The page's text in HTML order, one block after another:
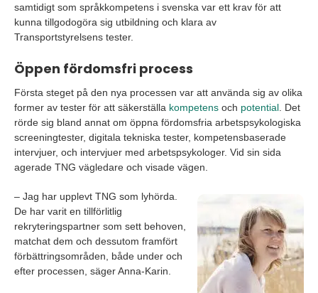
samtidigt som språkkompetens i svenska var ett krav för att
kunna tillgodogöra sig utbildning och klara av
Transportstyrelsens tester.
Öppen fördomsfri process
Första steget på den nya processen var att använda sig av olika
former av tester för att säkerställa kompetens och potential . Det
rörde sig bland annat om öppna fördomsfria arbetspsykologiska
screeningtester, digitala tekniska tester, kompetensbaserade
intervjuer, och intervjuer med arbetspsykologer. Vid sin sida
agerade TNG vägledare och visade vägen.
– Jag har upplevt TNG som lyhörda.
De har varit en tillförlitlig
rekryteringspartner som sett behoven,
matchat dem och dessutom framfört
förbättringsområden, både under och
efter processen, säger Anna-Karin.